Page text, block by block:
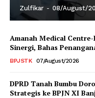
Zulfikar - 08/August/
Amanah Medical
Sinergi, Bahas
BPJSTK 07/August/2026
DPRD Tanah Bumbu
Strategis ke BPJN XI